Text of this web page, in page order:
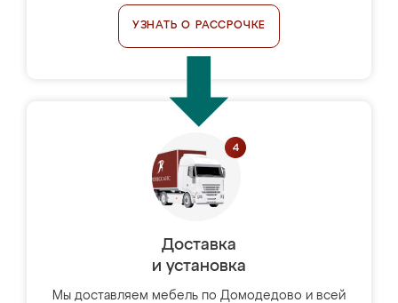
УЗНАТЬ О РАССРОЧКЕ
Доставка
и установка
Мы доставляем мебель по Домодедово и всей